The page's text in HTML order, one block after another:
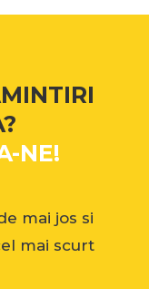
NE!
mai jos si
mai scurt